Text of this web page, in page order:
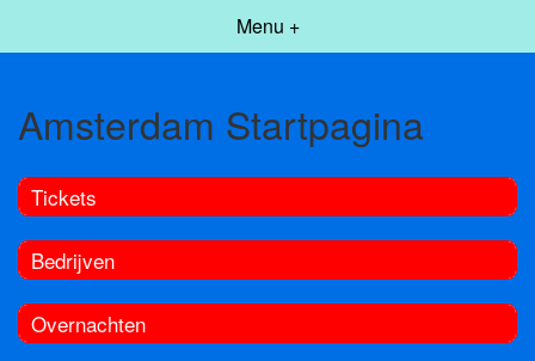
Menu +
Amsterdam Startpagina
Tickets
Bedrijven
Overnachten